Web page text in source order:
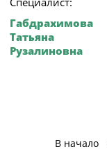
Габдрахимова
Татьяна
Рузалиновна
В начало